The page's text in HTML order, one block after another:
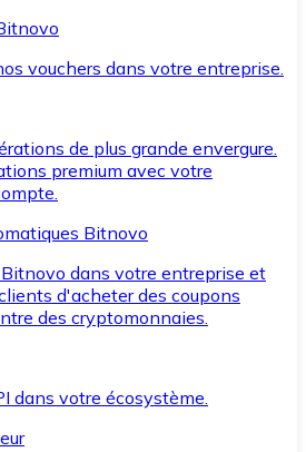
vouchers dans votre entreprise.
de plus grande envergure.
premium avec votre
Bitnovo
dans votre entreprise et
d'acheter des coupons
des cryptomonnaies.
dans votre écosystème.